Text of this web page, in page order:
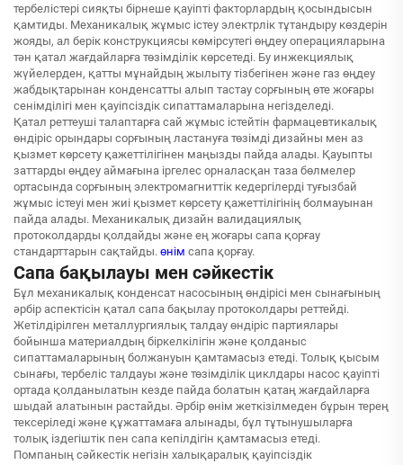
тербелістері сияқты бірнеше қауіпті факторлардың қосындысын
қамтиды. Механикалық жұмыс істеу электрлік тұтандыру көздерін
жояды, ал берік конструкциясы көмірсутегі өңдеу операцияларына
тән қатал жағдайларға төзімділік көрсетеді. Бу инжекциялық
жүйелерден, қатты мұнайдың жылыту тізбегінен және газ өңдеу
жабдықтарынан конденсатты алып тастау сорғының өте жоғары
сенімділігі мен қауіпсіздік сипаттамаларына негізделеді.
Қатал реттеуші талаптарға сай жұмыс істейтін фармацевтикалық
өндіріс орындары сорғының ластануға төзімді дизайны мен аз
қызмет көрсету қажеттілігінен маңызды пайда алады. Қауыпты
заттарды өңдеу аймағына іргелес орналасқан таза бөлмелер
ортасында сорғының электромагниттік кедергілерді туғызбай
жұмыс істеуі мен жиі қызмет көрсету қажеттілігінің болмауынан
пайда алады. Механикалық дизайн валидациялық
протоколдарды қолдайды және ең жоғары сапа қорғау
стандарттарын сақтайды. өнім сапа қорғау.
Сапа бақылауы мен сәйкестік
Бұл механикалық конденсат насосының өндірісі мен сынағының
әрбір аспектісін қатал сапа бақылау протоколдары реттейді.
Жетілдірілген металлургиялық талдау өндіріс партиялары
бойынша материалдың біркелкілігін және қолданыс
сипаттамаларының болжануын қамтамасыз етеді. Толық қысым
сынағы, тербеліс талдауы және төзімділік циклдары насос қауіпті
ортада қолданылатын кезде пайда болатын қатаң жағдайларға
шыдай алатынын растайды. Әрбір өнім жеткізілмеден бұрын терең
тексеріледі және құжаттамаға алынады, бұл тұтынушыларға
толық іздегіштік пен сапа кепілдігін қамтамасыз етеді.
Помпаның сәйкестік негізін халықаралық қауіпсіздік